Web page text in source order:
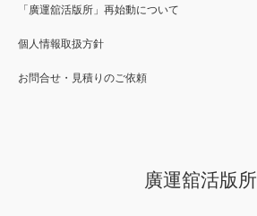
「廣運舘活版所」再始動について
個人情報取扱方針
お問合せ・見積りのご依頼
廣運舘活版所